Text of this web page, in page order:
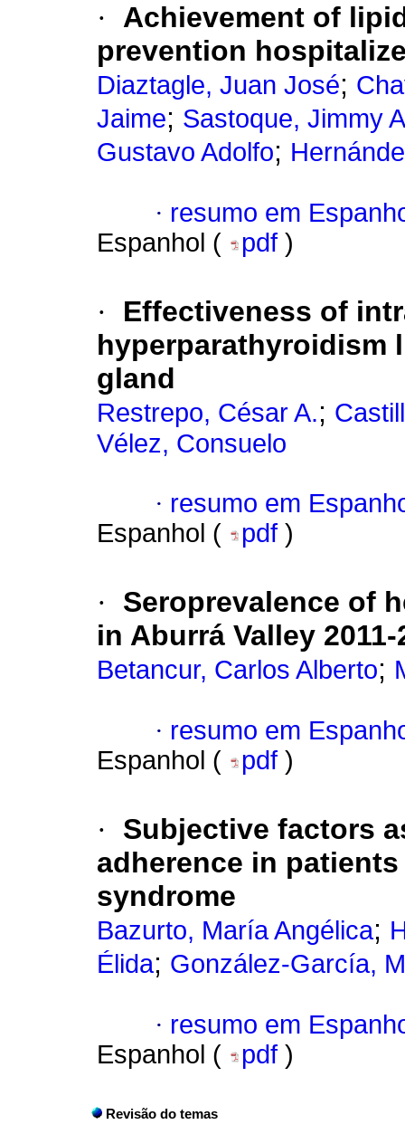
·
Achievement of
prevention
Diaztagle, Juan José;
Jaime; Sastoque, Jimmy
Gustavo Adolfo;
· resumo em
Espanhol (
pdf )
·
Effectiveness of
hyperparathyroidism
gland
Restrepo, César A.;
Vélez, Consuelo
· resumo em
Espanhol (
pdf )
·
Seroprevalence of
in Aburrá Valley 2011-
Betancur, Carlos Alberto;
· resumo em
Espanhol (
pdf )
·
Subjective factors
adherence in
syndrome
Bazurto, María Angélica;
Élida; González-García,
· resumo em
Espanhol (
pdf )
Revisão do temas